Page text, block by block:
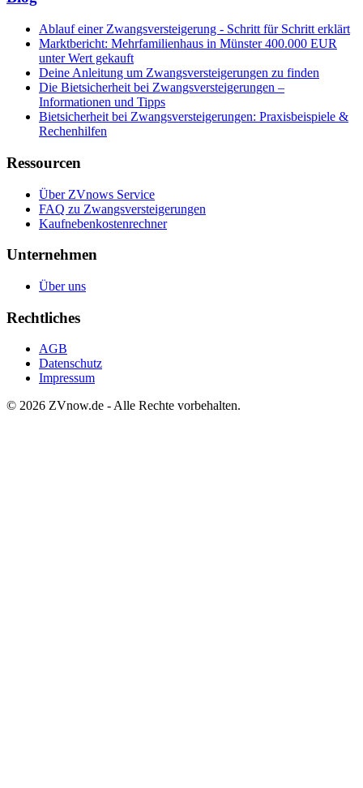
Ablauf einer Zwangsversteigerung - Schritt für Schritt erklärt
Marktbericht: Mehrfamilienhaus in Münster 400.000 EUR
unter Wert gekauft
Deine Anleitung um Zwangsversteigerungen zu finden
Die Bietsicherheit bei Zwangsversteigerungen –
Informationen und Tipps
Bietsicherheit bei Zwangsversteigerungen: Praxisbeispiele &
Rechenhilfen
Ressourcen
Über ZVnows Service
FAQ zu Zwangsversteigerungen
Kaufnebenkostenrechner
Unternehmen
Über uns
Rechtliches
AGB
Datenschutz
Impressum
© 2026 ZVnow.de - Alle Rechte vorbehalten.